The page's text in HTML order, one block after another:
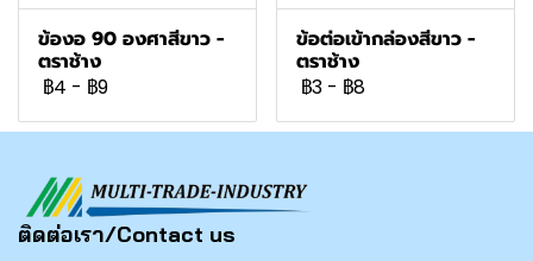
ข้องอ 90 องศาสีขาว -
ตราช้าง
฿4 - ฿9
ข้อต่อเข้ากล่องสีขาว -
ตราช้าง
฿3 - ฿8
ติดต่อเรา/Contact us